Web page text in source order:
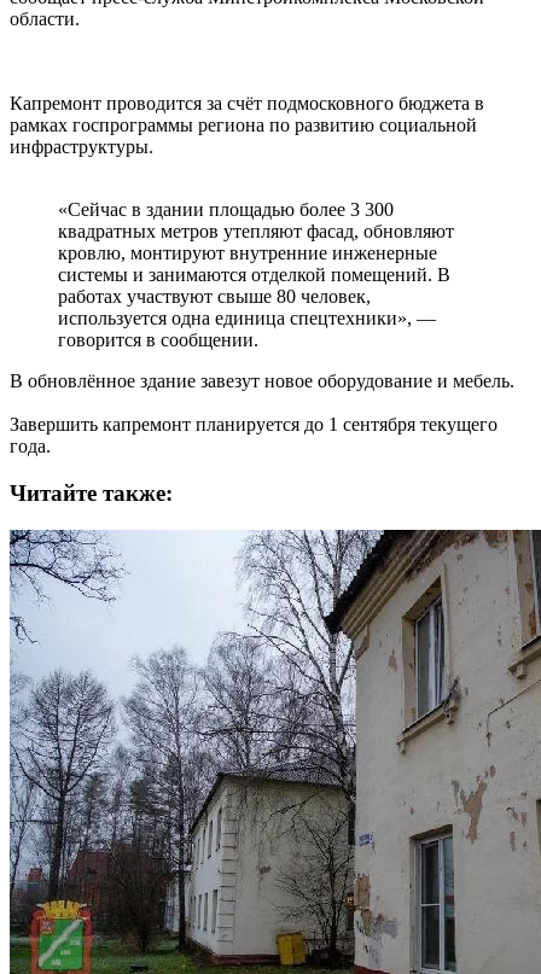
области.
Капремонт проводится за счёт подмосковного бюджета в
рамках госпрограммы региона по развитию социальной
инфраструктуры.
«Сейчас в здании площадью более 3 300
квадратных метров утепляют фасад, обновляют
кровлю, монтируют внутренние инженерные
системы и занимаются отделкой помещений. В
работах участвуют свыше 80 человек,
используется одна единица спецтехники», —
говорится в сообщении.
В обновлённое здание завезут новое оборудование и мебель.
Завершить капремонт планируется до 1 сентября текущего
года.
Читайте также: